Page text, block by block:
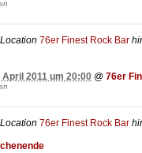
76er Finest Rock Bar
April 2011 um 20:00 @ 76er
76er Finest Rock Bar